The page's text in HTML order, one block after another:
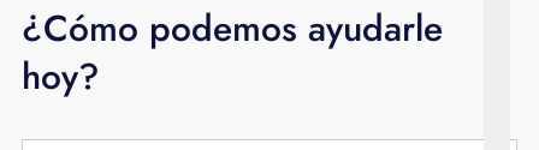
BLOG
APOYO
¿Cómo podemos ayudarle
hoy?